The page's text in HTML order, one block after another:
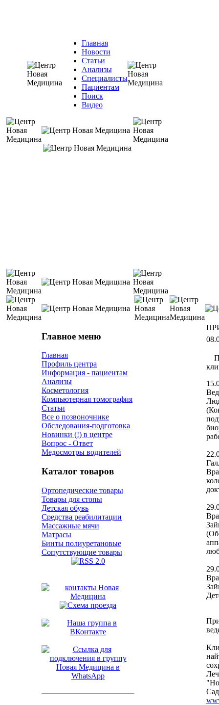
Главная
Новости
Статьи
Анализы
Специалисты
Пациентам
Поиск
Видео
Главное меню
Главная
Профиль центра
Информация - пациентам
Анализы
Косметология
Компьютерная томография
Статьи
Все о позвоночнике
Обследования-подготовка
Новинки (!) в центре
Вопрос - Ответ
Медосмотры водителей
Каталог товаров
Ортопедические товары
Товары для стопы
Детская обувь
Средства реабилитации
Массажные мячи
Матрасы
Бинты полиуретановые
Сопутствующие товары